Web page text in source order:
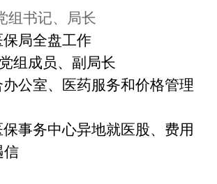
组书记、局长
保局全盘工作
党组成员、副局长
公室、医药服务和价格管理
事务中心异地就医股、费用
信